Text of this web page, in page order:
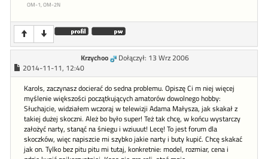
OM-1, OM-2N
Krzychoo
Dołączył: 13 Wrz 2006
2014-11-11, 12:40
Karols, zaczynasz docierać do sedna problemu. Opiszę Ci m niej więcej
myślenie większości początkujących amatorów dowolnego hobby:
Słuchajcie, widziałem wczoraj w telewizji Adama Małysza, jak skakał z
takiej dużej skoczni. Ależ bo było super! Też tak chcę, w końcu wystarczy
założyć narty, stanąć na śniegu i wziuuut! Lecę! To jest forum dla
skoczków, więc napiszcie mi szybko jakie narty i buty kupić. Chcę skakać
jak on. Tylko bez pitu pitu mi tutaj, konkretnie: model, rozmiar, cena i